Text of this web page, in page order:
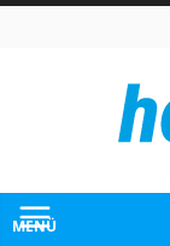
Skip
MENÜ